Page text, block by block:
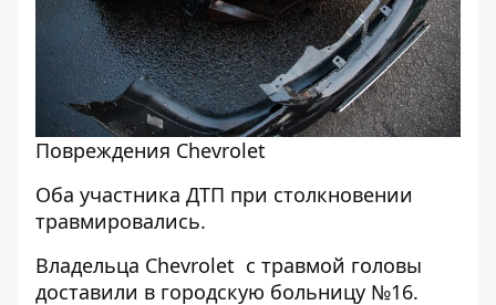
Повреждения Chevrolet
Оба участника ДТП при столкновении
травмировались.
Владельца Chevrolet с травмой головы
доставили в городскую больницу №16.